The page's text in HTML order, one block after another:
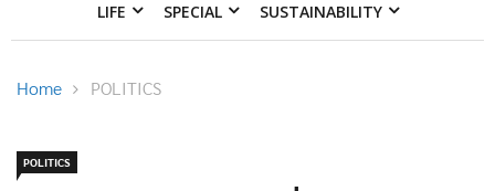
LIFE SPECIAL SUSTAINABILITY
Home POLITICS
POLITICS